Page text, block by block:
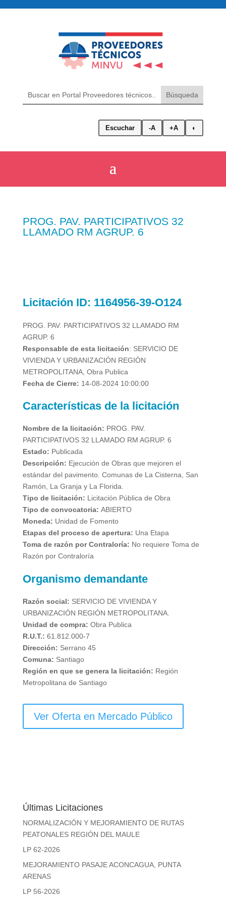
Escuchar -A +A ◐
PROG. PAV. PARTICIPATIVOS 32
LLAMADO RM AGRUP. 6
Licitación ID: 1164956-39-O124
PROG. PAV. PARTICIPATIVOS 32 LLAMADO RM
AGRUP. 6
Responsable de esta licitación: SERVICIO DE
VIVIENDA Y URBANIZACIÓN REGIÓN
METROPOLITANA, Obra Publica
Fecha de Cierre: 14-08-2024 10:00:00
Características de la licitación
Nombre de la licitación: PROG. PAV.
PARTICIPATIVOS 32 LLAMADO RM AGRUP. 6
Estado: Publicada
Descripción: Ejecución de Obras que mejoren el
estándar del pavimento. Comunas de La Cisterna, San
Ramón, La Granja y La Florida.
Tipo de licitación: Licitación Pública de Obra
Tipo de convocatoria: ABIERTO
Moneda: Unidad de Fomento
Etapas del proceso de apertura: Una Etapa
Toma de razón por Contraloría: No requiere Toma de
Razón por Contraloría
Organismo demandante
Razón social: SERVICIO DE VIVIENDA Y
URBANIZACIÓN REGIÓN METROPOLITANA.
Unidad de compra: Obra Publica
R.U.T.: 61.812.000-7
Dirección: Serrano 45
Comuna: Santiago
Región en que se genera la licitación: Región
Metropolitana de Santiago
Ver Oferta en Mercado Público
Últimas Licitaciones
NORMALIZACIÓN Y MEJORAMIENTO DE RUTAS
PEATONALES REGIÓN DEL MAULE
LP 62-2026
MEJORAMIENTO PASAJE ACONCAGUA, PUNTA
ARENAS
LP 56-2026